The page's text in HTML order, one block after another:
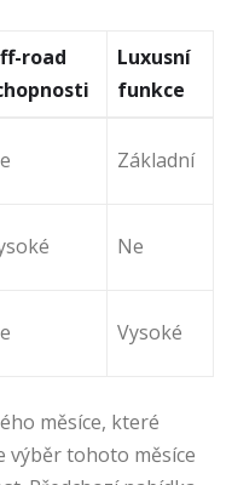
road
Luxusní
funkce
Základní
Ne
Vysoké
měsíce, které
výběr tohoto měsíce